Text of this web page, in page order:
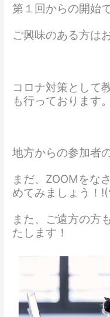
第１回からの開始で
ご興味のある方は
コロナ対策として
も行っております。
地方からの参加者
まだ、ZOOMをな
めてみましょう！
また、ご遠方の方
たします！